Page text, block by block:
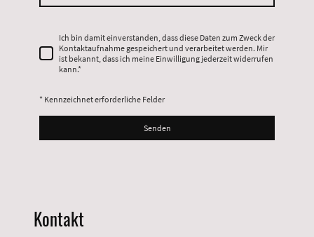
Ich bin damit einverstanden, dass diese Daten zum Zweck der
Kontaktaufnahme gespeichert und verarbeitet werden. Mir
ist bekannt, dass ich meine Einwilligung jederzeit widerrufen
kann.*
* Kennzeichnet erforderliche Felder
Senden
Kontakt